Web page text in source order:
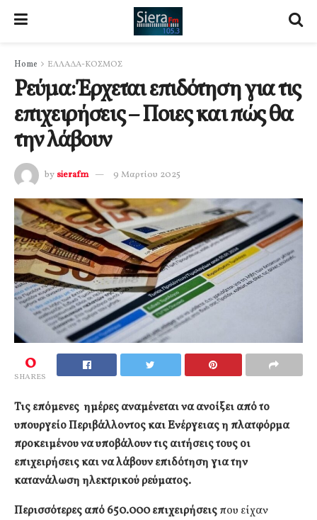
Home ΕΛΛΑΔΑ-ΚΟΣΜΟΣ
Ρεύμα: Έρχεται επιδότηση για τις
επιχειρήσεις – Ποιες και πώς θα
την λάβουν
by sierafm 9 Μαρτίου 2025
0
SHARES
Τις επόμενες ημέρες αναμένεται να ανοίξει από το
υπουργείο Περιβάλλοντος και Ενέργειας η πλατφόρμα
προκειμένου να υποβάλουν τις αιτήσεις τους οι
επιχειρήσεις και να λάβουν επιδότηση για την
κατανάλωση ηλεκτρικού ρεύματος.
Περισσότερες από 650.000 επιχειρήσειςπου είχαν